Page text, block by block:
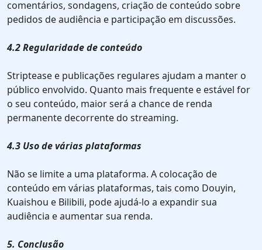
comentários, sondagens, criação de conteúdo sobre
pedidos de audiência e participação em discussões.
4.2 Regularidade de conteúdo
Striptease e publicações regulares ajudam a manter o
público envolvido. Quanto mais frequente e estável for
o seu conteúdo, maior será a chance de renda
permanente decorrente do streaming.
4.3 Uso de várias plataformas
Não se limite a uma plataforma. A colocação de
conteúdo em várias plataformas, tais como Douyin,
Kuaishou e Bilibili, pode ajudá-lo a expandir sua
audiência e aumentar sua renda.
5. Conclusão